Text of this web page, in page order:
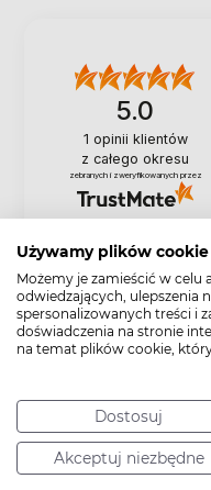
Używamy plików cookie
Możemy je zamieścić w celu
odwiedzających, ulepszenia
spersonalizowanych treści i
doświadczenia na stronie
na temat plików cookie,
Dostosuj
Akceptuj niezbędne
5.0
1 opinii klientów
z całego okresu
zebranych i zweryfikowanych przez
Jak zbieramy opinie?